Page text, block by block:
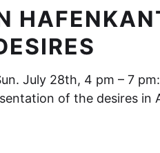
July 28th, 4 pm – 7 pm:
of the desires in